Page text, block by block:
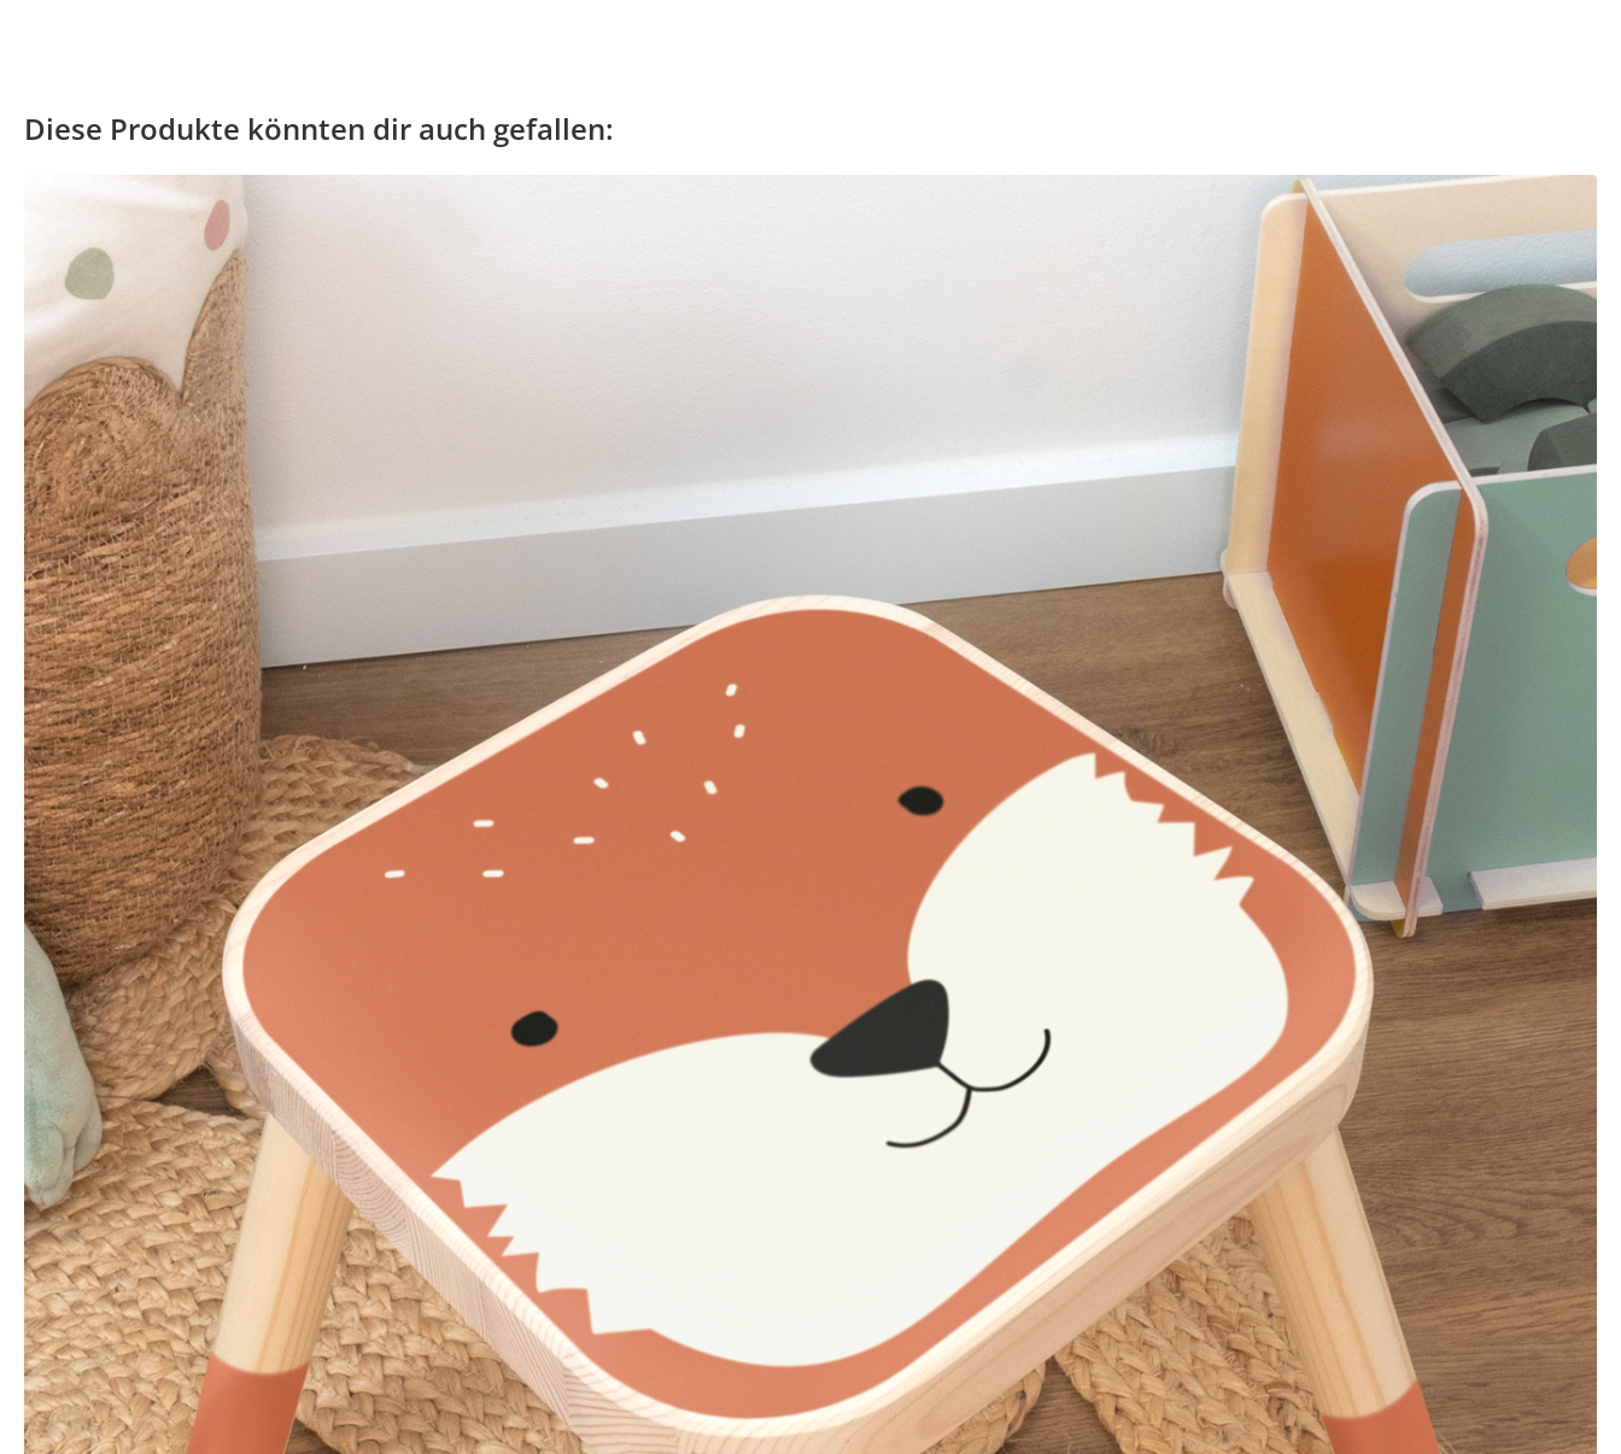
Diese Produkte könnten dir auch gefallen: